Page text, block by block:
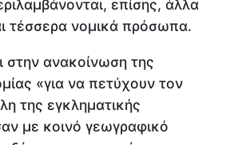
επίσης, άλλα
τέσσερα νομικά πρόσωπα.
ανακοίνωση της
«για να πετύχουν τον
της εγκληματικής
με κοινό γεωγραφικό